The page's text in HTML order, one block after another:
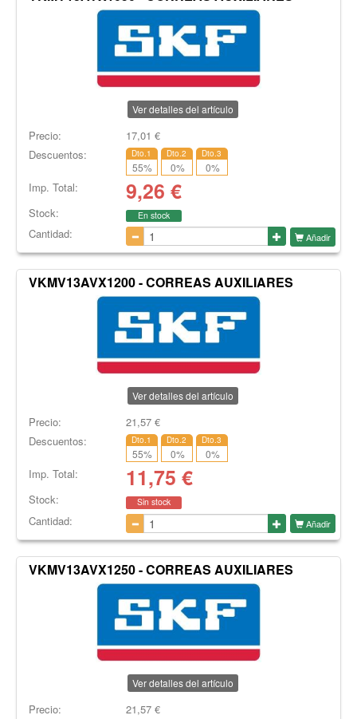
Ver detalles del artículo
Precio: 17,01 €
Descuentos:
Dto.1
55%
Dto.2
0%
Dto.3
0%
Imp. Total: 9,26 €
Stock: En stock
Cantidad: Añadir
VKMV13AVX1200 - CORREAS AUXILIARES
Ver detalles del artículo
Precio: 21,57€
Descuentos:
Dto.1
55%
Dto.2
0%
Dto.3
0%
Imp. Total: 11,75 €
Stock: Sin stock
Cantidad: Añadir
VKMV13AVX1250 - CORREAS AUXILIARES
Ver detalles del artículo
Precio: 21,57€